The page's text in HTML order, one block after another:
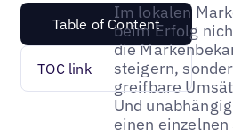
Table of Content
TOC link
Im lokalen
beim Erfolg
die
steigern,
greifbare
Und
einen